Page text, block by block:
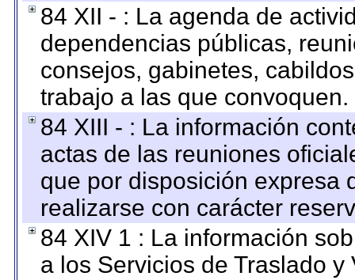
84 XII - : La agenda de
dependencias públicas,
consejos, gabinetes,
trabajo a las que convoquen.
84 XIII - : La información
actas de las reuniones
que por disposición expresa
realizarse con carácter
84 XIV 1 : La información
a los Servicios de Traslado